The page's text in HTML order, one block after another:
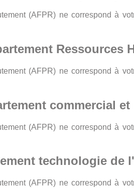
(AFPR) ne correspond à
Ressources
(AFPR) ne correspond à
commercial et
(AFPR) ne correspond à
technologie de
(AFPR) ne correspond à